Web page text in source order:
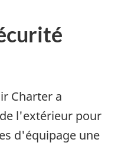
Charter a
l'extérieur pour
d'équipage une